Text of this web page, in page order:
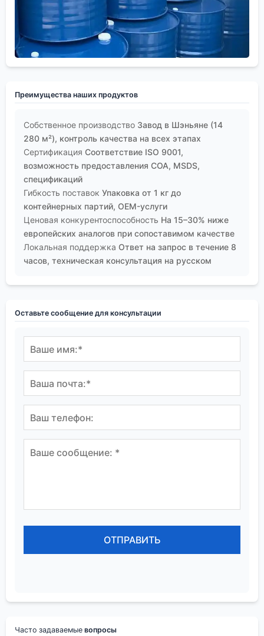
Преимущества наших продуктов
Собственное производство Завод в Шэньяне (14
280 м²), контроль качества на всех этапах
Сертификация Соответствие ISO 9001,
возможность предоставления COA, MSDS,
спецификаций
Гибкость поставок Упаковка от 1 кг до
контейнерных партий, OEM-услуги
Ценовая конкурентоспособность На 15–30% ниже
европейских аналогов при сопоставимом качестве
Локальная поддержка Ответ на запрос в течение 8
часов, техническая консультация на русском
Оставьте сообщение для консультации
Часто задаваемые вопросы